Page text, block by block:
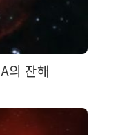
의 잔해